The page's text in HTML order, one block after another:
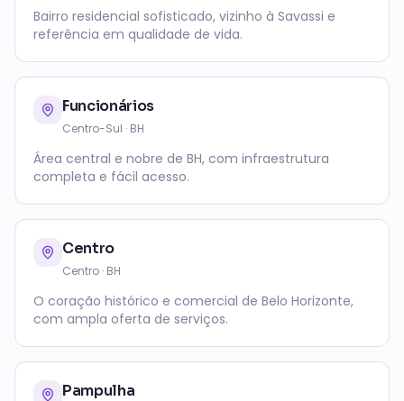
Bairro residencial sofisticado, vizinho à Savassi e
referência em qualidade de vida.
Funcionários
Centro-Sul · BH
Área central e nobre de BH, com infraestrutura
completa e fácil acesso.
Centro
Centro · BH
O coração histórico e comercial de Belo Horizonte,
com ampla oferta de serviços.
Pampulha